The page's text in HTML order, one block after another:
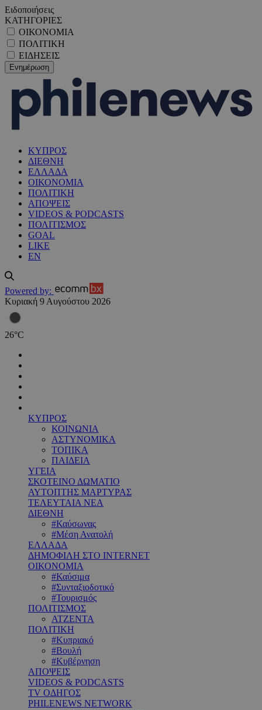
Ειδοποιήσεις
ΚΑΤΗΓΟΡΙΕΣ
ΟΙΚΟΝΟΜΙΑ
ΠΟΛΙΤΙΚΗ
ΕΙΔΗΣΕΙΣ
ΚΥΠΡΟΣ
ΔΙΕΘΝΗ
ΕΛΛΑΔΑ
ΟΙΚΟΝΟΜΙΑ
ΠΟΛΙΤΙΚΗ
ΑΠΟΨΕΙΣ
VIDEOS & PODCASTS
ΠΟΛΙΤΙΣΜΟΣ
GOAL
LIKE
EN
Powered by:
Κυριακή 9 Αυγούστου 2026
26°C
ΚΥΠΡΟΣ
ΚΟΙΝΩΝΙΑ
ΑΣΤΥΝΟΜΙΚΑ
ΤΟΠΙΚΑ
ΠΑΙΔΕΙΑ
ΥΓΕΙΑ
ΣΚΟΤΕΙΝΟ ΔΩΜΑΤΙΟ
ΑΥΤΟΠΤΗΣ ΜΑΡΤΥΡΑΣ
ΤΕΛΕΥΤΑΙΑ ΝΕΑ
ΔΙΕΘΝΗ
#Καύσωνας
#Μέση Ανατολή
ΕΛΛΑΔΑ
ΔΗΜΟΦΙΛΗ ΣΤΟ INTERNET
ΟΙΚΟΝΟΜΙΑ
#Καύσιμα
#Συνταξιοδοτικό
#Τουρισμός
ΠΟΛΙΤΙΣΜΟΣ
ΑΤΖΕΝΤΑ
ΠΟΛΙΤΙΚΗ
#Κυπριακό
#Βουλή
#Κυβέρνηση
ΑΠΟΨΕΙΣ
VIDEOS & PODCASTS
TV ΟΔΗΓΟΣ
PHILENEWS NETWORK